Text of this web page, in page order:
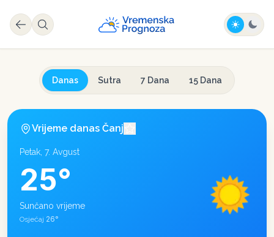
Danas Sutra 7 Dana 15 Dana
Vrijeme danas Čanj
Petak, 7. Avgust
25°
Sunčano vrijeme
Osjećaj 26°